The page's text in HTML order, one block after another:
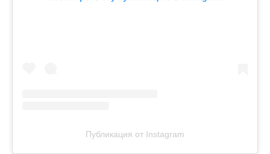
Публикация от Instagram